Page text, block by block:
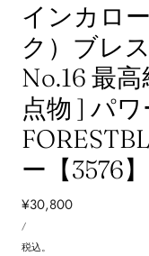
インカロ
ク）ブレ
No.16 最
点物 ] パ
ー【3576】
通
常
価
¥30,800
単
価/あ
り
税込。